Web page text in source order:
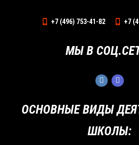
ОСНОВНЫЕ ВИДЫ
ШКОЛЫ:
+7 (496) 753-41-82 +7
МЫ В